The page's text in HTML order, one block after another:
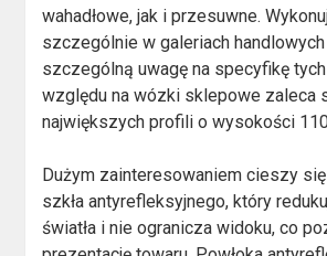
wahadłowe, jak i przesuwne.
szczególnie w galeriach
szczególną uwagę na specyfikę
względu na wózki sklepowe zaleca
największych profili o wysokości
Dużym zainteresowaniem cieszy
szkła antyrefleksyjnego, który
światła i nie ogranicza widoku, co